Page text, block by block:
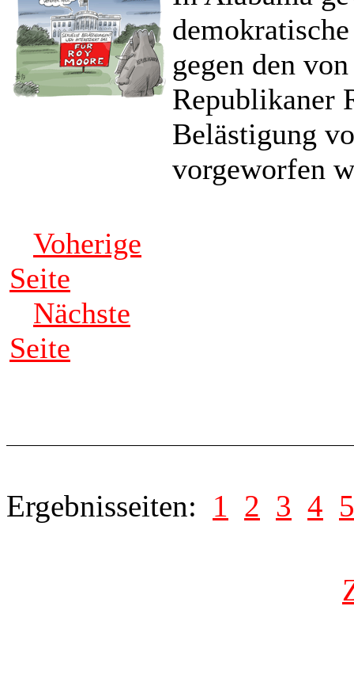
gegen den
Republikaner
Belästigung
vorgeworfen
Voherige
Seite
Nächste
Seite
Ergebnisseiten: 1 2 3 4 5